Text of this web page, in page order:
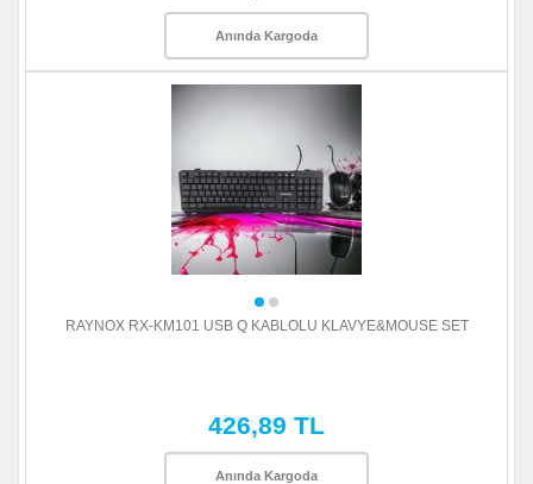
Anında Kargoda
RAYNOX RX-KM101 USB Q KABLOLU KLAVYE&MOUSE SET
426,89 TL
Anında Kargoda